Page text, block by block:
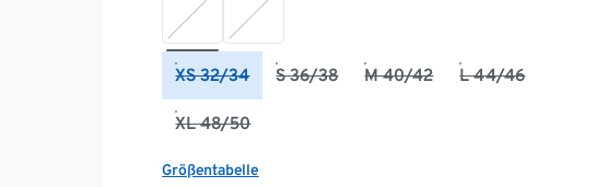
XS 32/34 S 36/38 M 40/42 L 44/46
XL 48/50
Größentabelle